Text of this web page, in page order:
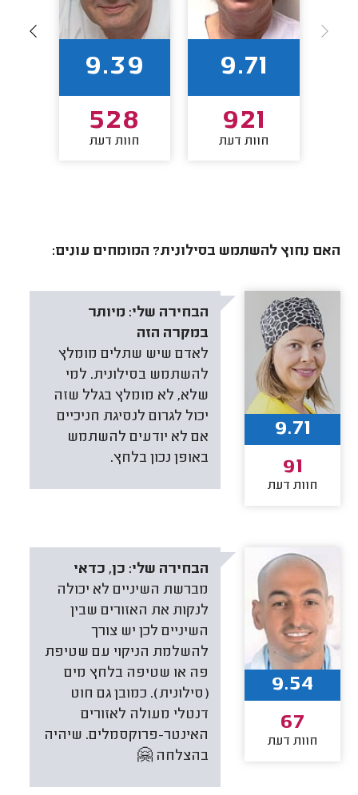
9.71
921
חוות דעת
9.39
528
חוות דעת
האם נחוץ להשתמש בסילונית? המומחים עונים:
הבחירה שלי: מיותר
במקרה הזה
לאדם שיש שתלים מומלץ
להשתמש בסילונית. למי
שלא, לא מומלץ בגלל שזה
יכול לגרום לנסיגת חניכיים
אם לא יודעים להשתמש
באופן נכון בלחץ.
9.71
91
חוות דעת
הבחירה שלי: כן, כדאי
מברשת השיניים לא יכולה
לנקות את האזורים שבין
השיניים לכן יש צורך
להשלמת הניקוי עם שטיפת
פה או שטיפה בלחץ מים
(סילונית). כמובן גם חוט
דנטלי מעולה לאזורים
האינטר-פרוקסמלים. שיהיה
בהצלחה 🤗
9.54
67
חוות דעת